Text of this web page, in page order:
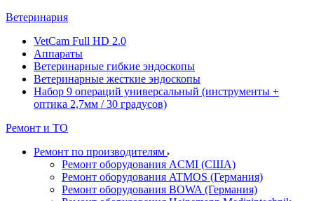
Ветеринария
VetCam Full HD 2.0
Аппараты
Ветеринарные гибкие эндоскопы
Ветеринарные жесткие эндоскопы
Набор 9 операций универсальный (инструменты +
оптика 2,7мм / 30 градусов)
Ремонт и ТО
Ремонт по производителям
Ремонт оборудования ACMI (США)
Ремонт оборудования ATMOS (Германия)
Ремонт оборудования BOWA (Германия)